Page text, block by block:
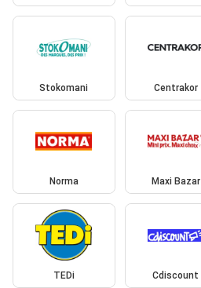
Stokomani Centrakor
Norma Maxi Bazar
TEDi Cdiscount